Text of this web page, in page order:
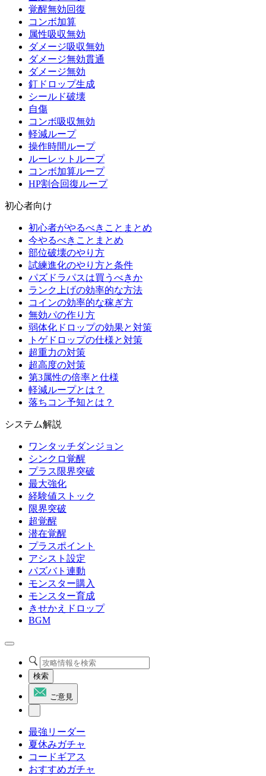
覚醒無効回復
コンボ加算
属性吸収無効
ダメージ吸収無効
ダメージ無効貫通
ダメージ無効
釘ドロップ生成
シールド破壊
自傷
コンボ吸収無効
軽減ループ
操作時間ループ
ルーレットループ
コンボ加算ループ
HP割合回復ループ
初心者向け
初心者がやるべきことまとめ
今やるべきことまとめ
部位破壊のやり方
試練進化のやり方と条件
パズドラパスは買うべきか
ランク上げの効率的な方法
コインの効率的な稼ぎ方
無効パの作り方
弱体化ドロップの効果と対策
トゲドロップの仕様と対策
超重力の対策
超高度の対策
第3属性の倍率と仕様
軽減ループとは？
落ちコン予知とは？
システム解説
ワンタッチダンジョン
シンクロ覚醒
プラス限界突破
最大強化
経験値ストック
限界突破
超覚醒
潜在覚醒
プラスポイント
アシスト設定
パズバト連動
モンスター購入
モンスター育成
きせかえドロップ
BGM
検索
ご意見
最強リーダー
夏休みガチャ
コードギアス
おすすめガチャ